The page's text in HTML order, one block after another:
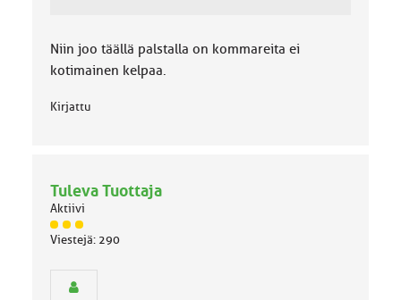
Niin joo täällä palstalla on kommareita ei
kotimainen kelpaa.
Kirjattu
Tuleva Tuottaja
Aktiivi
J
ä
Viestejä: 290